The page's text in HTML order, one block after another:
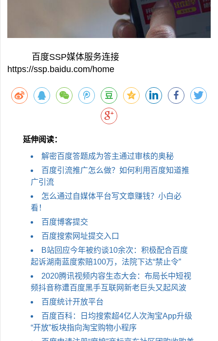
百度SSP媒体服务连接
https://ssp.baidu.com/home
延伸阅读：
解密百度答题成为答主通过审核的奥秘
百度引流推广怎么做？如何利用百度知道推
广引流
怎么通过自媒体平台写文章赚钱？小白必
看！
百度博客提交
百度搜索网址提交入口
B站回应今​年被约谈10余次：积极配合百度
起诉湖南蓝度索赔100万，法院下达“禁止令”
2020腾讯视频内容生态大会：布局长中短视
频抖音称遭百度黑手互联网新老巨头又起风波
百度统计开放平台
百度百科：日均搜索超4亿人次淘宝App升级
“开放”板块指向淘宝购物小程序